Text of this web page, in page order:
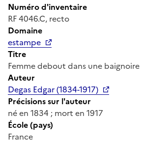
Numéro d'inventaire
RF 4046.C, recto
Domaine
estampe
Titre
Femme debout dans une baignoire
Auteur
Degas Edgar (1834-1917)
Précisions sur l'auteur
né en 1834 ; mort en 1917
École (pays)
France